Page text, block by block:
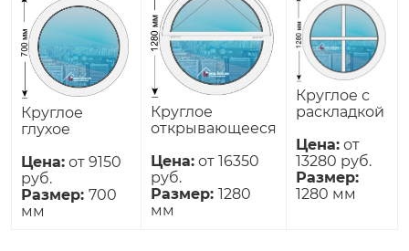
Круглое
глухое
Цена: от 9150
руб.
Размер: 700
мм
Круглое
открывающееся
Цена: от 16350
руб.
Размер: 1280
мм
Круглое с
раскладкой
Цена: от
13280 руб.
Размер:
1280 мм